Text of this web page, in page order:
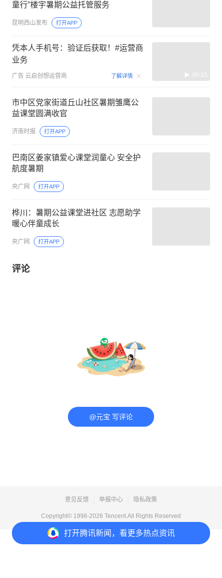
打开腾讯新闻，看更多热点资讯
童行”楼宇暑期公益托管服务
昆明西山发布 打开APP
凭本人手机号：验证后获取！#运营商
业务
广告 云启创想运营商 了解详情 00:15
市中区党家街道丘山社区暑期雏鹰公
益课堂圆满收官
济南时报 打开APP
巴南区姜家镇爱心课堂润童心 安全护
航度暑期
央广网 打开APP
桦川：暑期公益课堂进社区 志愿助学
暖心伴童成长
央广网 打开APP
评论
@元宝 写评论
意见反馈 举报中心 隐私政策
Copyright© 1998-2026 Tencent.All Rights Reserved